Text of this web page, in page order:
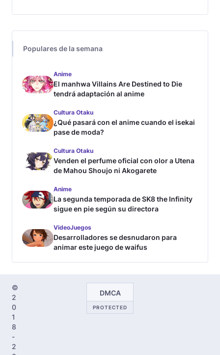
Populares de la semana
Anime
El manhwa Villains Are Destined to Die
tendrá adaptación al anime
Cultura Otaku
¿Qué pasará con el anime cuando el isekai
pase de moda?
Cultura Otaku
Venden el perfume oficial con olor a Utena
de Mahou Shoujo ni Akogarete
Anime
La segunda temporada de SK8 the Infinity
sigue en pie según su directora
VideoJuegos
Desarrolladores se desnudaron para
animar este juego de waifus
©
2
0
1
8
-
2
DMCA
PROTECTED